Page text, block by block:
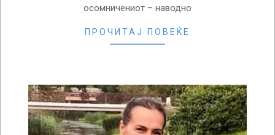
осомничениот – наводно
ПРОЧИТАЈ ПОВЕЌЕ